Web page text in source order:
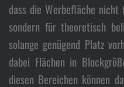
dass die Werbefläche nicht
sondern für theoretisch
solange genügend Platz
dabei Flächen in
diesen Bereichen können